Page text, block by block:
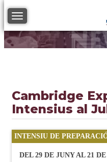
Toggle navigation
Cambridge
Intensius al
INTENSIU DE
DEL 29 DE JUNY AL 21